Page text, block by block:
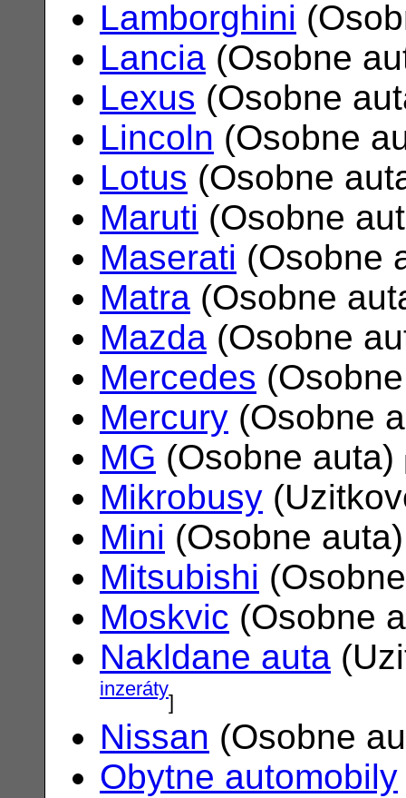
Lamborghini
Lancia (Osobne
Lexus (Osobne
Lincoln (Osobne
Lotus (Osobne
Maruti (Osobne
Maserati (Osobne
Matra (Osobne
Mazda (Osobne
Mercedes
Mercury (Osobne
MG (Osobne auta)
Mikrobusy
Mini (Osobne
Mitsubishi
Moskvic (Osobne
Nakldane auta
inzeráty]
Nissan (Osobne
Obytne automobily